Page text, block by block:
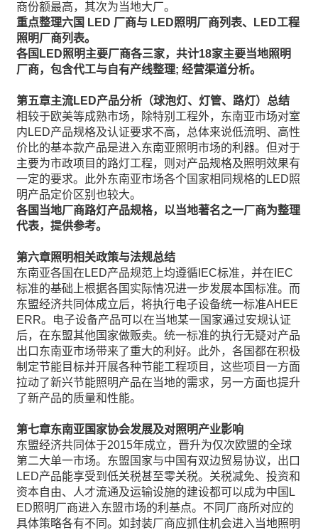
商份额最高，其次为当地大厂。
重点整理六国 LED 厂商与 LED照明厂商列表、 LED工程
照明厂商列表。
各国 LED照明主要厂商各三家，共计18家主要当地照明
厂商，包含代工与自有产线整理; 经营渠道分析。
第五章主流LED产品分析 （球泡灯、灯管、路灯） 总结
相较于欧美等成熟市场，除特别工程外，东南亚市场对室
内LED产品规格及认证要求不高，总体来说低流明、高性
价比的基本款产品是进入东南亚照明市场的利器。但对于
主要为市政项目的路灯工程，则对产品规格及照明效果有
一定的要求。此外东南亚市场各个国家相同规格的LED照
明产品定价区别也较大。
各国当地厂商路灯产品规格，以当地著名之一厂商为整理
代表，提供参考。
第六章照明相关政策与法规总结
东南亚各国在LED产品规范上均遵循IEC标准，并在IEC
标准的基础上根据各国实际情况进一步发展本国标准。而
东盟经济共同体成立后，将执行电子设备统一标准AHEE
ERR。电子设备产品可以在当地某一国家通过安规认证
后，在东盟其他国家做贩卖。统一标准的执行无疑对产品
出口东南亚市场带来了重大的利好。此外，各国都在积极
制定节能目标并开展各种节能工程项目，这些项目一方面
拉动了新兴节能照明产品在当地的需求，另一方面也提升
了新产品的质量和性能。
第七章东南亚国家协会发展及对照明产业影响
东盟经济共同体于2015年成立，晋升为仅次欧盟的全球
第二大单一市场。东盟国家与中国有双边贸易协议，出口
LED产品能享受到低关税甚至零关税。关税减免、投资和
资本自由、人才流通及运输设施的建设都可以成为中国L
ED照明厂商进入东盟市场的利基点。不同厂商所对应的
具体策略各有不同。如封装厂商应抓住机会进入当地照明